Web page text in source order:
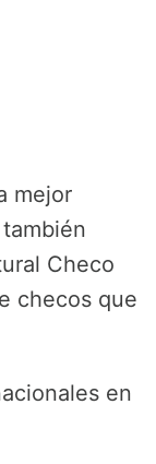
mejor
Checo
checos que
en